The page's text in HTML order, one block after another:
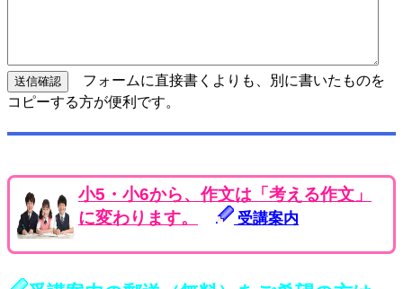
フォームに直接書くよりも、別に書いたものを
コピーする方が便利です。
小5・小6から、作文は「考える作文」
に変わります。
受講案内